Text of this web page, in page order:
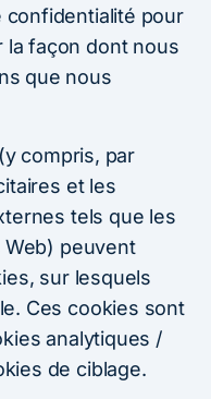
confidentialité pour
la façon dont nous
que nous
compris, par
et les
tels que les
Web) peuvent
sur lesquels
Ces cookies sont
analytiques /
de ciblage.